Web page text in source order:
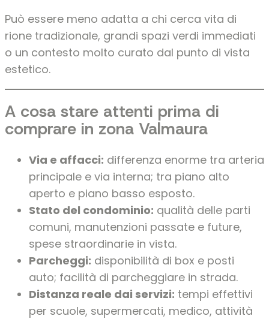
Può essere meno adatta a chi cerca vita di
rione tradizionale, grandi spazi verdi immediati
o un contesto molto curato dal punto di vista
estetico.
A cosa stare attenti prima di
comprare in zona Valmaura
Via e affacci: differenza enorme tra arteria
principale e via interna; tra piano alto
aperto e piano basso esposto.
Stato del condominio: qualità delle parti
comuni, manutenzioni passate e future,
spese straordinarie in vista.
Parcheggi: disponibilità di box e posti
auto; facilità di parcheggiare in strada.
Distanza reale dai servizi: tempi effettivi
per scuole, supermercati, medico, attività